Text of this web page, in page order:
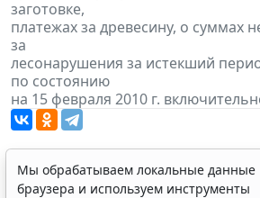
заготовке,
платежах за древесину, о суммах
за
лесонарушения за истекший
по состоянию
на 15 февраля 2010 г.
Мы обрабатываем локальные данные
браузера и используем инструменты